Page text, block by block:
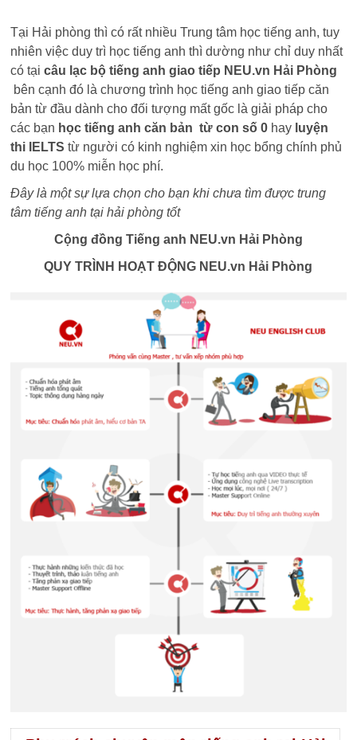
Tại Hải phòng thì có rất nhiều Trung tâm học tiếng anh, tuy
nhiên việc duy trì học tiếng anh thì dường như chỉ duy nhất
có tạicâu lạc bộ tiếng anh giao tiếp NEU.vn Hải Phòng
bên cạnh đó là chương trình học tiếng anh giao tiếp căn
bản từ đầu dành cho đối tượng mất gốc là giải pháp cho
các bạn học tiếng anh căn bản từ con số 0 hay luyện
thi IELTS từ người có kinh nghiệm xin học bổng chính phủ
du học 100% miễn học phí.
Đây là một sự lựa chọn cho bạn khi chưa tìm được trung
tâm tiếng anh tại hải phòng tốt
Cộng đồng Tiếng anh NEU.vn Hải Phòng
QUY TRÌNH HOẠT ĐỘNG NEU.vn Hải Phòng